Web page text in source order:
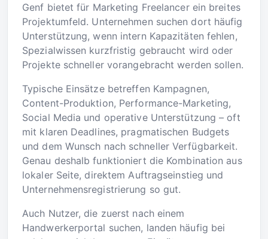
Genf bietet für Marketing Freelancer ein breites
Projektumfeld. Unternehmen suchen dort häufig
Unterstützung, wenn intern Kapazitäten fehlen,
Spezialwissen kurzfristig gebraucht wird oder
Projekte schneller vorangebracht werden sollen.
Typische Einsätze betreffen Kampagnen,
Content-Produktion, Performance-Marketing,
Social Media und operative Unterstützung – oft
mit klaren Deadlines, pragmatischen Budgets
und dem Wunsch nach schneller Verfügbarkeit.
Genau deshalb funktioniert die Kombination aus
lokaler Seite, direktem Auftragseinstieg und
Unternehmensregistrierung so gut.
Auch Nutzer, die zuerst nach einem
Handwerkerportal suchen, landen häufig bei